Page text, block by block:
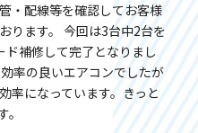
・配線等を確認してお客様
ります。 今回は3台中2台を
補修して完了となりまし
率の良いエアコンでしたが
率になっています。きっと